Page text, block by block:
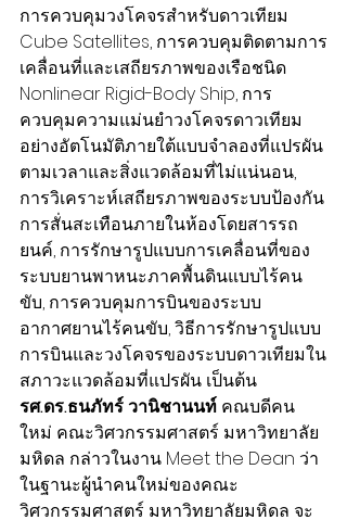
การควบคุมวงโคจรสำหรับดาวเทียม
Cube Satellites, การควบคุมติดตามการ
เคลื่อนที่และเสถียรภาพของเรือชนิด
Nonlinear Rigid-Body Ship, การ
ควบคุมความแม่นยำวงโคจรดาวเทียม
อย่างอัตโนมัติภายใต้แบบจำลองที่แปรผัน
ตามเวลาและสิ่งแวดล้อมที่ไม่แน่นอน,
การวิเคราะห์เสถียรภาพของระบบป้องกัน
การสั่นสะเทือนภายในห้องโดยสารรถ
ยนค์, การรักษารูปแบบการเคลื่อนที่ของ
ระบบยานพาหนะภาคพื้นดินแบบไร้คน
ขับ, การควบคุมการบินของระบบ
อากาศยานไร้คนขับ, วิธีการรักษารูปแบบ
การบินและวงโคจรของระบบดาวเทียมใน
สภาวะแวดล้อมที่แปรผัน เป็นต้น
รศ.ดร.ธนภัทร์ วานิชานนท์ คณบดีคน
ใหม่ คณะวิศวกรรมศาสตร์ มหาวิทยาลัย
มหิดล กล่าวในงาน Meet the Dean ว่า
ในฐานะผู้นำคนใหม่ของคณะ
วิศวกรรมศาสตร์ มหาวิทยาลัยมหิดล จะ